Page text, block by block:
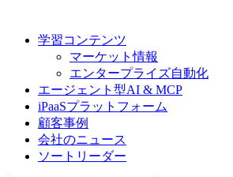
学習コンテンツ
マーケット情報
エンタープライズ自動化
エージェント型AI & MCP
iPaaSプラットフォーム
顧客事例
会社のニュース
ソートリーダー